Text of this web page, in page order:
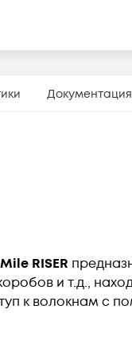
RISER
и т.д.,
к волокнам с